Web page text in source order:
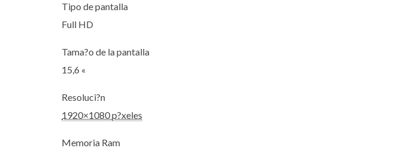
Tipo de pantalla
Full HD
Tama?o de la pantalla
15,6 «
Resoluci?n
1920×1080 p?xeles
Memoria Ram